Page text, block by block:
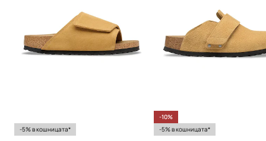
-5% в кошницата*
-10%
-5% в кошницата*